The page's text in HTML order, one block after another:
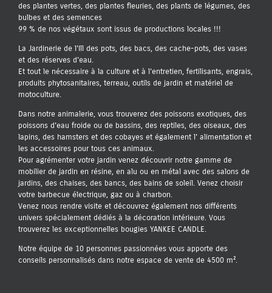
des plantes vertes, des plantes fleuries, des plants de légumes, des
bulbes et des semences
99 % de nos végétaux sont issus de productions locales !!!
La Jardinerie de l'Ill des pots, des bacs, des cache-pots, des vases
et des réserves d'eau.
Et tout le nécessaire à la culture et à l'entretien, fertilisants, engrais,
produits phytosanitaires, terreau, outils de jardin et matériel de
motoculture.
Dans notre animalerie, vous trouverez des poissons exotiques, des
poissons d'eau froide ou de bassins, des reptiles, des oiseaux, des
lapins, des hamsters et des cobayes et également l' alimentation et
les accessoires pour tous ces animaux.
Pour agrémenter votre jardin venez découvrir notre gamme de
mobilier de jardin en résine, en alu ou en métal avec des salons de
jardins, des chaises, des bancs, des bains de soleil. Venez choisir
votre barbecue électrique, gaz ou à charbon.
Venez nous rendre visite et découvrez également nos différents
univers spécialement dédiés à la décoration intérieure. Vous
trouverez les exceptionnelles bougies YANKEE CANDLE.
Notre équipe de 10 personnes passionnées vous apporte des
conseils personnalisés dans notre espace de vente de 4500 m².